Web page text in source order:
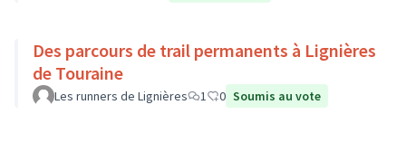
Des parcours de trail permanents à Lignières
de Touraine
Les runners de Lignières 1 0 Soumis au vote